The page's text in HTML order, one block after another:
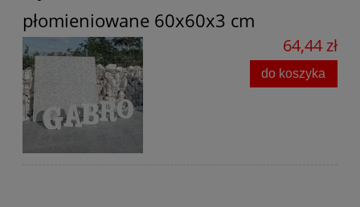
płomieniowane 60x60x3 cm
64,44 zł
do koszyka